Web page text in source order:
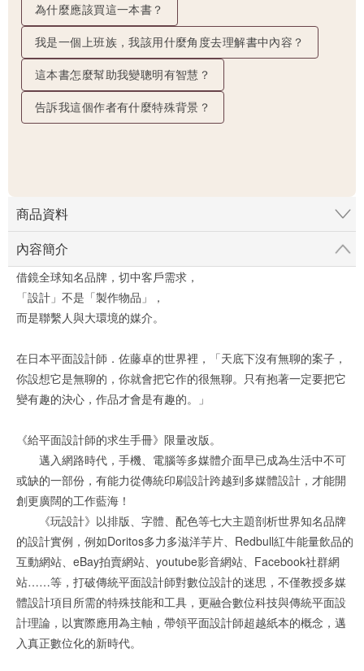
為什麼應該買這一本書？
我是一個上班族，我該用什麼角度去理解書中內容？
這本書怎麼幫助我變聰明有智慧？
告訴我這個作者有什麼特殊背景？
商品資料
內容簡介
借鏡全球知名品牌，切中客戶需求，
「設計」不是「製作物品」，
而是聯繫人與大環境的媒介。
在日本平面設計師．佐藤卓的世界裡，「天底下沒有無聊的案子，
你設想它是無聊的，你就會把它作的很無聊。只有抱著一定要把它
變有趣的決心，作品才會是有趣的。」
《給平面設計師的求生手冊》限量改版。
邁入網路時代，手機、電腦等多媒體介面早已成為生活中不可
或缺的一部份，有能力從傳統印刷設計跨越到多媒體設計，才能開
創更廣闊的工作藍海！
《玩設計》以排版、字體、配色等七大主題剖析世界知名品牌
的設計實例，例如Doritos多力多滋洋芋片、Redbull紅牛能量飲品的
互動網站、eBay拍賣網站、youtube影音網站、Facebook社群網
站……等，打破傳統平面設計師對數位設計的迷思，不僅教授多媒
體設計項目所需的特殊技能和工具，更融合數位科技與傳統平面設
計理論，以實際應用為主軸，帶領平面設計師超越紙本的概念，邁
入真正數位化的新時代。